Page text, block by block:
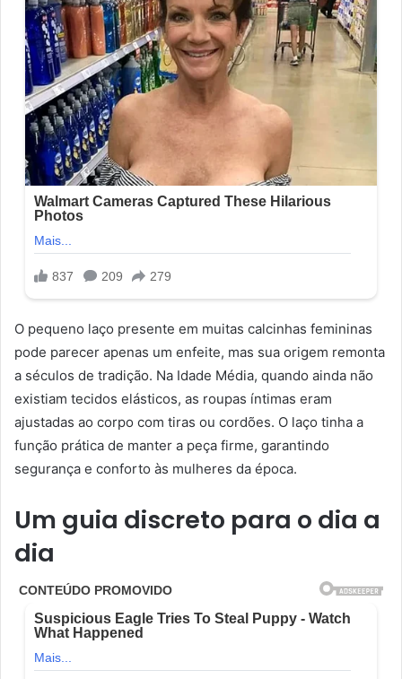
O pequeno laço presente em muitas calcinhas femininas
pode parecer apenas um enfeite, mas sua origem remonta
a séculos de tradição. Na Idade Média, quando ainda não
existiam tecidos elásticos, as roupas íntimas eram
ajustadas ao corpo com tiras ou cordões. O laço tinha a
função prática de manter a peça firme, garantindo
segurança e conforto às mulheres da época.
Um guia discreto para o dia a
dia